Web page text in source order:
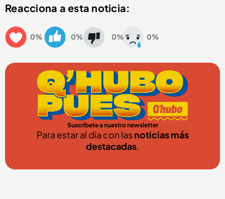
Reacciona a esta noticia:
0% 0% 0% 0%
Suscríbete a nuestro newsletter
Para estar al día con lasnoticias más
destacadas.